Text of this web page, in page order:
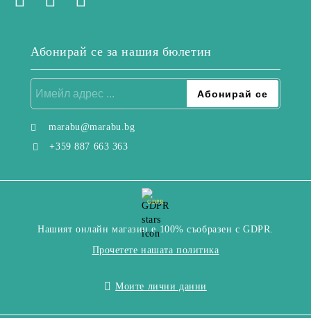
Абонирай се за нашия бюлетин
marabu@marabu.bg
+359 887 663 363
GDPR
Нашият онлайн магазин е 100% съобразен с GDPR.
Прочетете нашата политика
Моите лични данни